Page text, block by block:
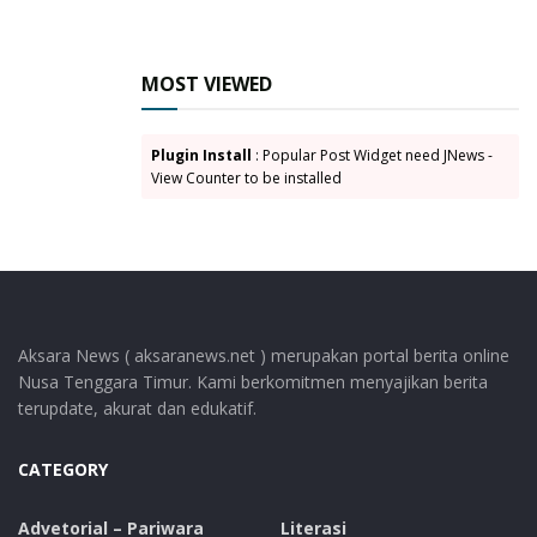
warga negara yang bekerja dalam rantai pasok
program publik. Maka langkah mitigasi harus
“Pelayanan dasar seperti pendidikan, kesehatan, dan
pangan termasuk dalam kategori yang tidak bisa
dihentikan sepihak. Jika dihentikan, maka ada potensi
pelanggaran asas-asas umum pemerintahan yang
MOST VIEWED
Plugin Install : Popular Post Widget need JNews -
View Counter to be installed
Aksara News ( aksaranews.net ) merupakan portal berita online
Nusa Tenggara Timur. Kami berkomitmen menyajikan berita
terupdate, akurat dan edukatif.
CATEGORY
Advetorial – Pariwara
Literasi